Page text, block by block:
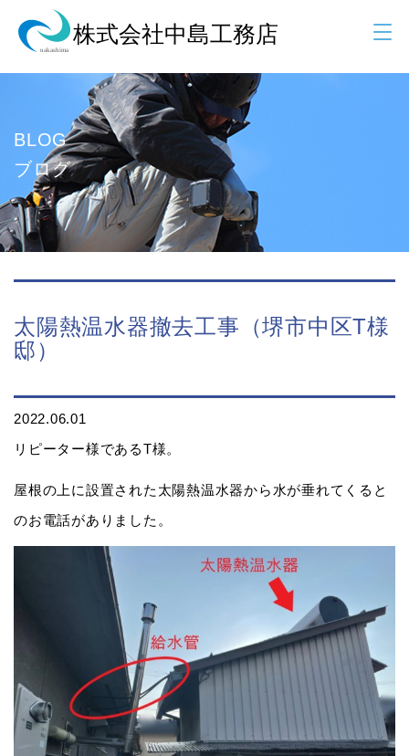
BLOG
ブログ
太陽熱温水器撤去工事（堺市中区T様
邸）
2022.06.01
リピーター様であるT様。
屋根の上に設置された太陽熱温水器から水が垂れてくると
のお電話がありました。